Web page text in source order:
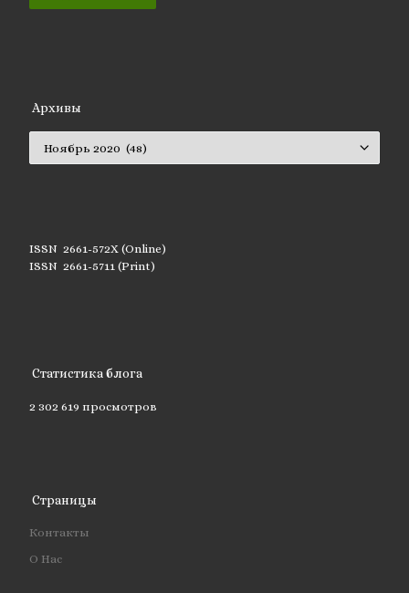
Архивы
ISSN 2661-572X (Online)
ISSN 2661-5711 (Print)
Статистика блога
2 302 619 просмотров
Страницы
Контакты
О Нас